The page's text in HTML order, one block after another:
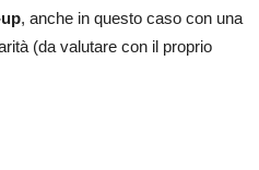
, anche in questo caso con una
(da valutare con il proprio